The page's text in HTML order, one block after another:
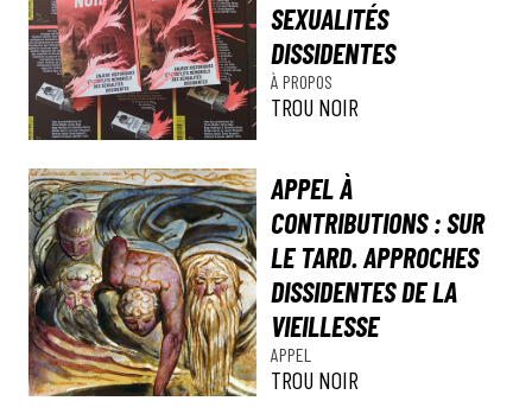
SEXUALITÉS
DISSIDENTES
À PROPOS
TROU NOIR
APPEL À
CONTRIBUTIONS : SUR
LE TARD. APPROCHES
DISSIDENTES DE LA
VIEILLESSE
APPEL
TROU NOIR